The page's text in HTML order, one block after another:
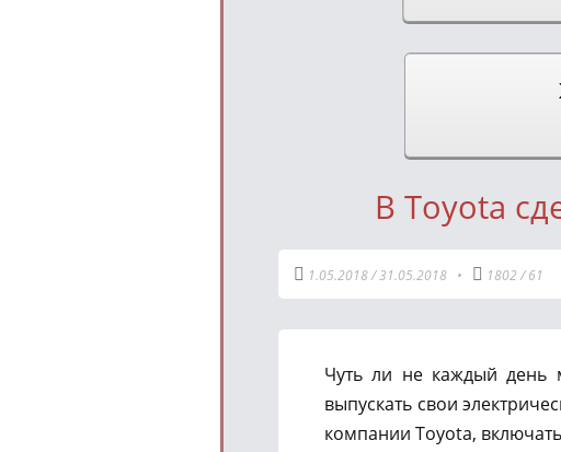
В Toyota
1.05.2018/31.05.2018 • 1802 /61
Чуть ли не каждый день
выпускать свои
компании Toyota,